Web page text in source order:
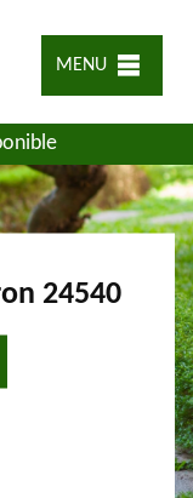
MENU
24540